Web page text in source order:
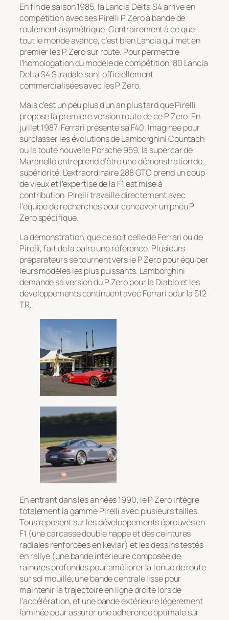
En fin de saison 1985, la Lancia Delta S4 arrive en
compétition avec ses Pirelli P Zero à bande de
roulement asymétrique. Contrairement à ce que
tout le monde avance, c’est bien Lancia qui met en
premier les P Zero sur route. Pour permettre
l’homologation du modèle de compétition, 80 Lancia
Delta S4 Stradale sont officiellement
commercialisées avec les P Zero.
Mais c’est un peu plus d’un an plus tard que Pirelli
propose la première version route de ce P Zero. En
juillet 1987, Ferrari présente sa F40. Imaginée pour
surclasser les évolutions de Lamborghini Countach
ou la toute nouvelle Porsche 959, la supercar de
Maranello entreprend d’être une démonstration de
supériorité. L’extraordinaire 288 GTO prend un coup
de vieux et l’expertise de la F1 est mise à
contribution. Pirelli travaille directement avec
l’équipe de recherches pour concevoir un pneu P
Zero spécifique.
La démonstration, que ce soit celle de Ferrari ou de
Pirelli, fait de la paire une référence. Plusieurs
préparateurs se tournent vers le P Zero pour équiper
leurs modèles les plus puissants. Lamborghini
demande sa version du P Zero pour la Diablo et les
développements continuent avec Ferrari pour la 512
TR.
En entrant dans les années 1990, le P Zero intègre
totalement la gamme Pirelli avec plusieurs tailles.
Tous reposent sur les développements éprouvés en
F1 (une carcasse double nappe et des ceintures
radiales renforcées en kevlar) et les dessins testés
en rallye (une bande intérieure composée de
rainures profondes pour améliorer la tenue de route
sur sol mouillé, une bande centrale lisse pour
maintenir la trajectoire en ligne droite lors de
l’accélération, et une bande extérieure légèrement
laminée pour assurer une adhérence optimale sur